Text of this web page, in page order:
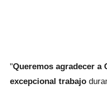
"Queremos agradecer a
excepcional trabajo